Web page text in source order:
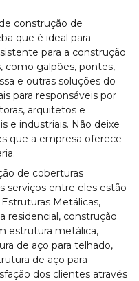
construção de
que é ideal para
para a construção
como galpões, pontes,
e outras soluções do
para responsáveis por
arquitetos e
e industriais. Não deixe
que a empresa oferece
de coberturas
serviços entre eles estão
Metálicas,
residencial, construção
estrutura metálica,
de aço para telhado,
de aço para
dos clientes através